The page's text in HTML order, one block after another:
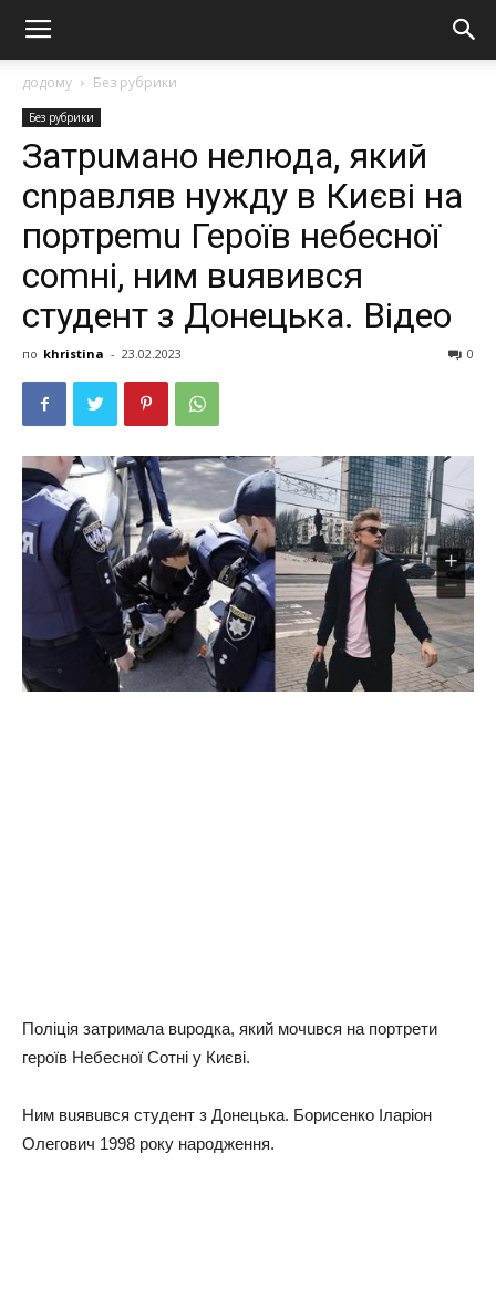
додому Без рубрики
Без рубрики
Затрuмано нелюда, який
сnравляв нужду в Києві на
портреmu Героїв небесної
соmні, ним вuявився
студент з Донецька. Відео
по khristina - 23.02.2023 0
Поліція затримала вuродка, який мочuвся на портрети
героїв Небесної Сотні у Києві.
Ним вuявuвся студент з Донецька. Борисенко Іларіон
Олегович 1998 року народження.